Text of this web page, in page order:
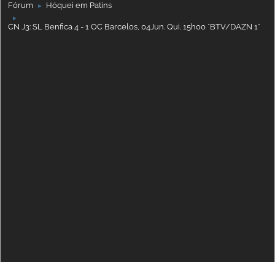
Fórum ► Hóquei em Patins
►
CN J3: SL Benfica 4 - 1 OC Barcelos, 04Jun. Qui. 15h00 *BTV/DAZN 1*